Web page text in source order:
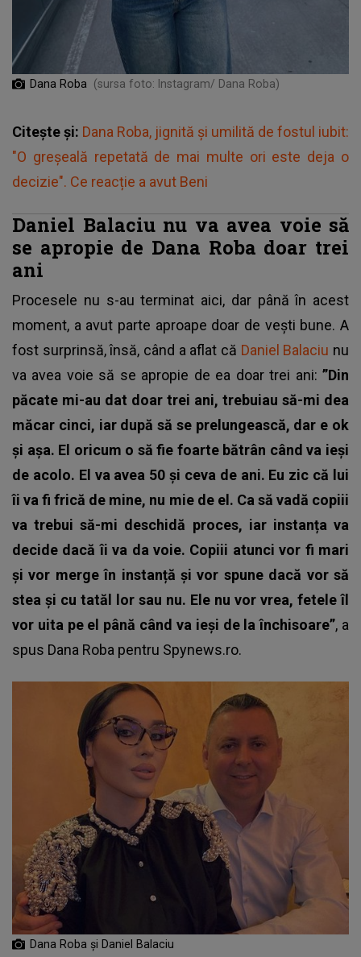
Dana Roba (sursa foto: Instagram/ Dana Roba)
Citește și: Dana Roba, jignită și umilită de fostul iubit:
"O greșeală repetată de mai multe ori este deja o
decizie". Ce reacție a avut Beni
Daniel Balaciu nu va avea voie să
se apropie de Dana Roba doar trei
ani
Procesele nu s-au terminat aici, dar până în acest
moment, a avut parte aproape doar de vești bune. A
fost surprinsă, însă, când a aflat că Daniel Balaciu nu
va avea voie să se apropie de ea doar trei ani: ”Din
păcate mi-au dat doar trei ani, trebuiau să-mi dea
măcar cinci, iar după să se prelungească, dar e ok
și așa. El oricum o să fie foarte bătrân când va ieși
de acolo. El va avea 50 și ceva de ani. Eu zic că lui
îi va fi frică de mine, nu mie de el. Ca să vadă copiii
va trebui să-mi deschidă proces, iar instanța va
decide dacă îi va da voie. Copiii atunci vor fi mari
și vor merge în instanță și vor spune dacă vor să
stea și cu tatăl lor sau nu. Ele nu vor vrea, fetele îl
vor uita pe el până când va ieși de la închisoare”, a
spus Dana Roba pentru Spynews.ro.
Dana Roba și Daniel Balaciu